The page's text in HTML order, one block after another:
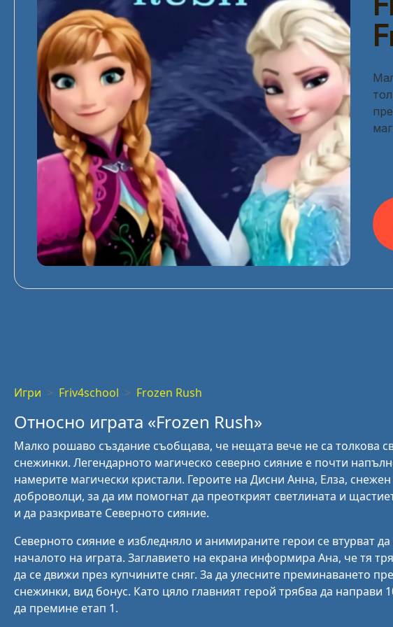
Игри Friv4school Frozen Rush
Относно играта «Frozen Rush»
Малко рошаво създание съобщава, че нещата вече не са толкова
снежинки. Легендарното магическо северно сияние е почти
намерите магически кристали. Героите на Дисни Анна, Елза,
доброволци, за да им помогнат да преоткрият светлината и
и да разкривате Северното сияние.
Северното сияние е избледняло и анимираните герои се втурват
началото на играта. Заглавието на екрана информира Ана, че тя
да се движи през купчините сняг. За да улесните преминаването
снежинки, вид бонус. Като цяло главният герой трябва да
да премине етап 1.